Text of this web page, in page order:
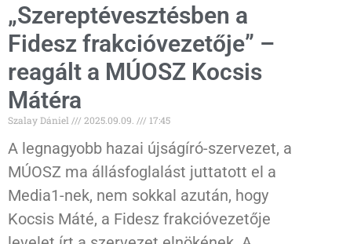
„Szereptévesztésben a
Fidesz frakcióvezetője” –
reagált a MÚOSZ Kocsis
Mátéra
Szalay Dániel 2025.09.09. 17:45
A legnagyobb hazai újságíró-szervezet, a
MÚOSZ ma állásfoglalást juttatott el a
Media1-nek, nem sokkal azután, hogy
Kocsis Máté, a Fidesz frakcióvezetője